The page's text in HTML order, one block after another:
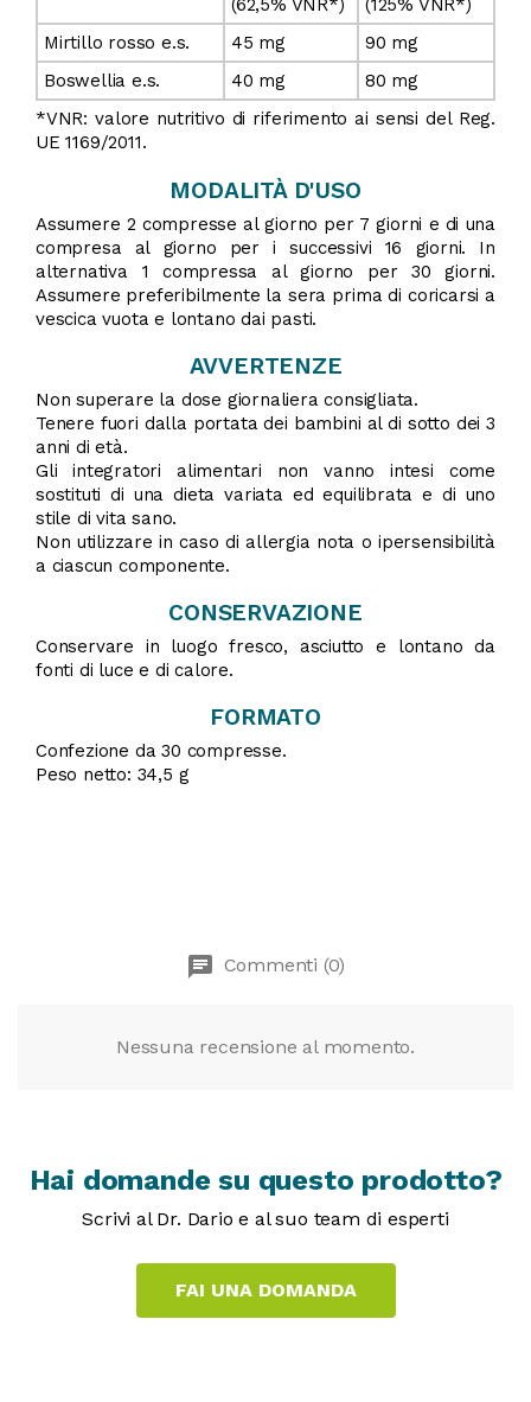
(62,5% VNR*)
(125% VNR*)
Mirtillo rosso e.s.
45 mg
90 mg
Boswellia e.s.
40 mg
80 mg
*VNR: valore nutritivo di riferimento ai sensi del Reg.
UE 1169/2011.
MODALITÀ D'USO
Assumere 2 compresse al giorno per 7 giorni e di una
compresa al giorno per i successivi 16 giorni. In
alternativa 1 compressa al giorno per 30 giorni.
Assumere preferibilmente la sera prima di coricarsi a
vescica vuota e lontano dai pasti.
AVVERTENZE
Non superare la dose giornaliera consigliata.
Tenere fuori dalla portata dei bambini al di sotto dei 3
anni di età.
Gli integratori alimentari non vanno intesi come
sostituti di una dieta variata ed equilibrata e di uno
stile di vita sano.
Non utilizzare in caso di allergia nota o ipersensibilità
a ciascun componente.
CONSERVAZIONE
Conservare in luogo fresco, asciutto e lontano da
fonti di luce e di calore.
FORMATO
Confezione da 30 compresse.
Peso netto: 34,5 g
chat Commenti (0)
Nessuna recensione al momento.
Hai domande su questo prodotto?
Scrivi al Dr. Dario e al suo team di esperti